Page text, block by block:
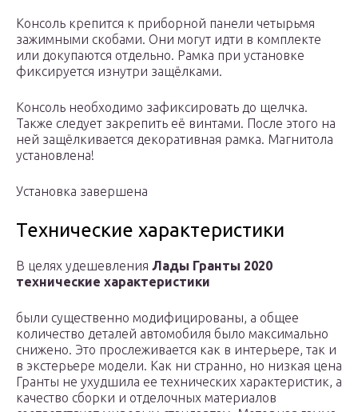
Консоль крепится к приборной панели четырьмя
зажимными скобами. Они могут идти в комплекте
или докупаются отдельно. Рамка при установке
фиксируется изнутри защёлками.
Консоль необходимо зафиксировать до щелчка.
Также следует закрепить её винтами. После этого на
ней защёлкивается декоративная рамка. Магнитола
установлена!
Установка завершена
Технические характеристики
В целях удешевления Лады Гранты 2020
технические характеристики
были существенно модифицированы, а общее
количество деталей автомобиля было максимально
снижено. Это прослеживается как в интерьере, так и
в экстерьере модели. Как ни странно, но низкая цена
Гранты не ухудшила ее технических характеристик, а
качество сборки и отделочных материалов